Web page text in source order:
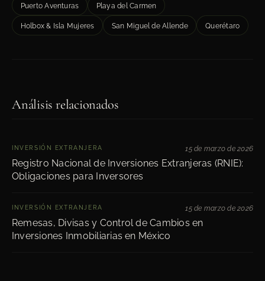
Puerto Aventuras Playa del Carmen
Holbox & Isla Mujeres San Miguel de Allende Querétaro
Análisis relacionados
INVERSIÓN EXTRANJERA
Registro Nacional de Inversiones Extranjeras (RNIE):
Obligaciones para Inversores
15 de marzo de 2026
INVERSIÓN EXTRANJERA
Remesas, Divisas y Control de Cambios en
Inversiones Inmobiliarias en México
15 de marzo de 2026